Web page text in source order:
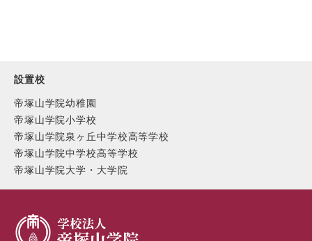
設置校
帝塚山学院幼稚園
帝塚山学院小学校
帝塚山学院泉ヶ丘中学校高等学校
帝塚山学院中学校高等学校
帝塚山学院大学・大学院